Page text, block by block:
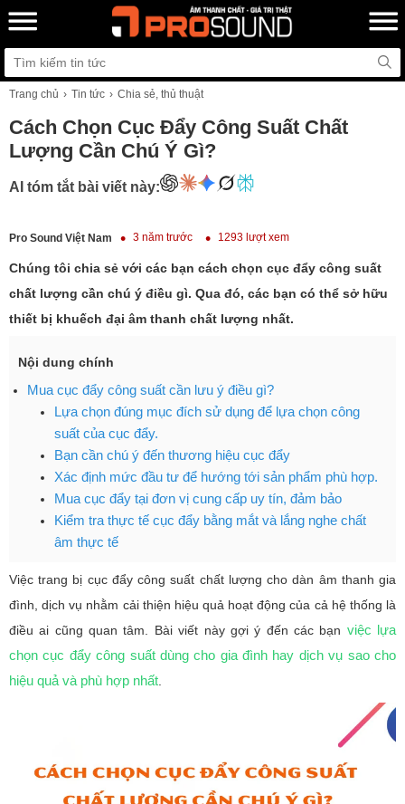
Trang chủ Tin tức Chia sẻ, thủ thuật
Cách Chọn Cục Đẩy Công Suất Chất
Lượng Cần Chú Ý Gì?
AI tóm tắt bài viết này:
Pro Sound Việt Nam 3 năm trước 1293 lượt xem
Chúng tôi chia sẻ với các bạn cách chọn cục đẩy công suất
chất lượng cần chú ý điều gì. Qua đó, các bạn có thể sở hữu
thiết bị khuếch đại âm thanh chất lượng nhất.
Nội dung chính
Mua cục đẩy công suất cần lưu ý điều gì?
Lựa chọn đúng mục đích sử dụng để lựa chọn công
suất của cục đẩy.
Bạn cần chú ý đến thương hiệu cục đẩy
Xác định mức đầu tư để hướng tới sản phẩm phù hợp.
Mua cục đẩy tại đơn vị cung cấp uy tín, đảm bảo
Kiểm tra thực tế cục đẩy bằng mắt và lắng nghe chất
âm thực tế
Việc trang bị cục đẩy công suất chất lượng cho dàn âm thanh gia
đình, dịch vụ nhằm cải thiện hiệu quả hoạt động của cả hệ thống là
điều ai cũng quan tâm. Bài viết này gợi ý đến các bạn việc lựa
chọn cục đẩy công suất dùng cho gia đình hay dịch vụ sao cho
hiệu quả và phù hợp nhất.